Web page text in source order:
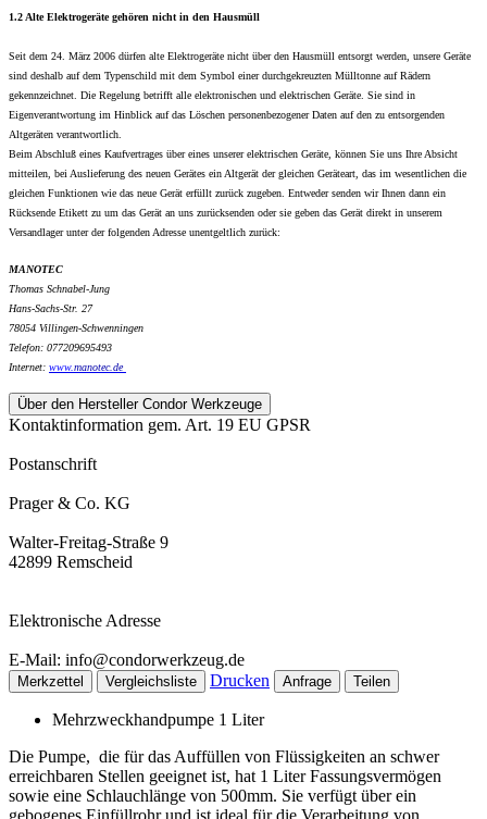
1.2 Alte Elektrogeräte gehören nicht in den Hausmüll
Seit dem 24. März 2006 dürfen alte Elektrogeräte nicht über den Hausmüll entsorgt werden, unsere Geräte
sind deshalb auf dem Typenschild mit dem Symbol einer durchgekreuzten Mülltonne auf Rädern
gekennzeichnet. Die Regelung betrifft alle elektronischen und elektrischen Geräte. Sie sind in
Eigenverantwortung im Hinblick auf das Löschen personenbezogener Daten auf den zu entsorgenden
Altgeräten verantwortlich.
Beim Abschluß eines Kaufvertrages über eines unserer elektrischen Geräte, können Sie uns Ihre Absicht
mitteilen, bei Auslieferung des neuen Gerätes ein Altgerät der gleichen Geräteart, das im wesentlichen die
gleichen Funktionen wie das neue Gerät erfüllt zurück zugeben. Entweder senden wir Ihnen dann ein
Rücksende Etikett zu um das Gerät an uns zurücksenden oder sie geben das Gerät direkt in unserem
Versandlager unter der folgenden Adresse unentgeltlich zurück:
MANOTEC
Thomas Schnabel-Jung
Hans-Sachs-Str. 27
78054 Villingen-Schwenningen
Telefon: 077209695493
Internet: www.manotec.de
Über den Hersteller Condor Werkzeuge
Kontaktinformation gem. Art. 19 EU GPSR
Postanschrift
Prager & Co. KG
Walter-Freitag-Straße 9
42899 Remscheid
Elektronische Adresse
E-Mail: info@condorwerkzeug.de
Merkzettel Vergleichsliste Drucken Anfrage Teilen
Mehrzweckhandpumpe 1 Liter
Die Pumpe, die für das Auffüllen von Flüssigkeiten an schwer
erreichbaren Stellen geeignet ist, hat 1 Liter Fassungsvermögen
sowie eine Schlauchlänge von 500mm. Sie verfügt über ein